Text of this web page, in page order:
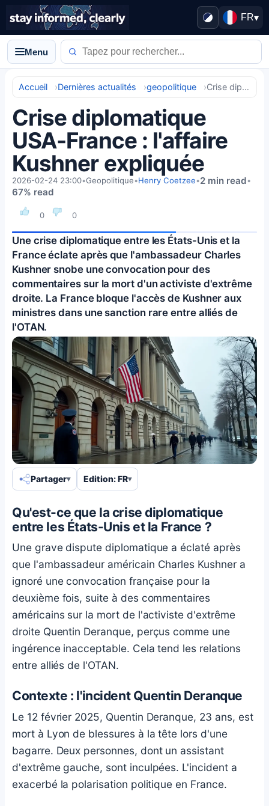
FR▾
Menu
Accueil Dernières actualités geopolitique Crise diplomatique USA-France : l'affaire Kushner expliquée
Crise diplomatique
USA-France : l'affaire
Kushner expliquée
0 0
2026-02-24 23:00•Geopolitique•Henry Coetzee•2 min read•
67% read
Une crise diplomatique entre les États-Unis et la
France éclate après que l'ambassadeur Charles
Kushner snobe une convocation pour des
commentaires sur la mort d'un activiste d'extrême
droite. La France bloque l'accès de Kushner aux
ministres dans une sanction rare entre alliés de
l'OTAN.
Partager Edition: FR
Qu'est-ce que la crise diplomatique
entre les États-Unis et la France ?
Une grave dispute diplomatique a éclaté après
que l'ambassadeur américain Charles Kushner a
ignoré une convocation française pour la
deuxième fois, suite à des commentaires
américains sur la mort de l'activiste d'extrême
droite Quentin Deranque, perçus comme une
ingérence inacceptable. Cela tend les relations
entre alliés de l'OTAN.
Contexte : l'incident Quentin Deranque
Le 12 février 2025, Quentin Deranque, 23 ans, est
mort à Lyon de blessures à la tête lors d'une
bagarre. Deux personnes, dont un assistant
d'extrême gauche, sont inculpées. L'incident a
exacerbé la polarisation politique en France.